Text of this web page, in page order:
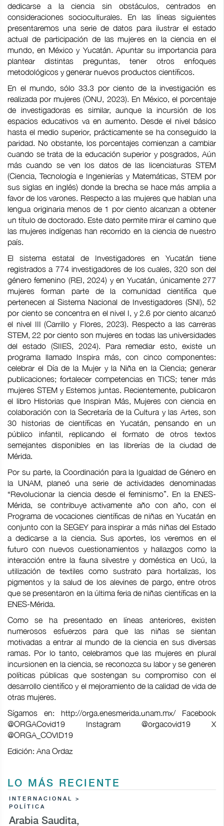
dedicarse a la ciencia sin obstáculos, centrados en
consideraciones socioculturales. En las líneas siguientes
presentaremos una serie de datos para ilustrar el estado
actual de participación de las mujeres en la ciencia en el
mundo, en México y Yucatán. Apuntar su importancia para
plantear distintas preguntas, tener otros enfoques
metodológicos y generar nuevos productos científicos.
En el mundo, sólo 33.3 por ciento de la investigación es
realizada por mujeres (ONU, 2023). En México, el porcentaje
de investigadoras es similar, aunque la incursión de los
espacios educativos va en aumento. Desde el nivel básico
hasta el medio superior, prácticamente se ha conseguido la
paridad. No obstante, los porcentajes comienzan a cambiar
cuando se trata de la educación superior y posgrados, Aún
más cuando se ven los datos de las licenciaturas STEM
(Ciencia, Tecnología e Ingenierías y Matemáticas, STEM por
sus siglas en inglés) donde la brecha se hace más amplia a
favor de los varones. Respecto a las mujeres que hablan una
lengua originaria menos de 1 por ciento alcanzan a obtener
un título de doctorado. Este dato permite mirar el camino que
las mujeres indígenas han recorrido en la ciencia de nuestro
país.
El sistema estatal de Investigadores en Yucatán tiene
registrados a 774 investigadores de los cuales, 320 son del
género femenino (REI, 2024) y en Yucatán, únicamente 277
mujeres forman parte de la comunidad científica que
pertenecen al Sistema Nacional de Investigadores (SNI), 52
por ciento se concentra en el nivel I, y 2.6 por ciento alcanzó
el nivel III (Carrillo y Flores, 2023). Respecto a las carreras
STEM, 22 por ciento son mujeres en todas las universidades
del estado (SIIES, 2024). Para remediar esto, existe un
programa llamado Inspira más, con cinco componentes:
celebrar el Día de la Mujer y la Niña en la Ciencia; generar
publicaciones; fortalecer competencias en TICS; tener más
mujeres STEM y Estemos juntas. Recientemente, publicaron
el libro Historias que Inspiran Más, Mujeres con ciencia en
colaboración con la Secretaría de la Cultura y las Artes, son
30 historias de científicas en Yucatán, pensando en un
público infantil, replicando el formato de otros textos
semejantes disponibles en las librerías de la ciudad de
Mérida.
Por su parte, la Coordinación para la Igualdad de Género en
la UNAM, planeó una serie de actividades denominadas
“Revolucionar la ciencia desde el feminismo”. En la ENES-
Mérida, se contribuye activamente año con año, con el
Programa de vocaciones científicas de niñas en Yucatán en
conjunto con la SEGEY para inspirar a más niñas del Estado
a dedicarse a la ciencia. Sus aportes, los veremos en el
futuro con nuevos cuestionamientos y hallazgos como la
interacción entre la fauna silvestre y doméstica en Ucú, la
utilización de textiles como sustrato para hortalizas, los
pigmentos y la salud de los alevines de pargo, entre otros
que se presentaron en la última feria de niñas científicas en la
ENES-Mérida.
Como se ha presentado en líneas anteriores, existen
numerosos esfuerzos para que las niñas se sientan
motivadas a entrar al mundo de la ciencia en sus diversas
ramas. Por lo tanto, celebramos que las mujeres en plural
incursionen en la ciencia, se reconozca su labor y se generen
políticas públicas que sostengan su compromiso con el
desarrollo científico y el mejoramiento de la calidad de vida de
otras mujeres.
Sígamos en: http://orga.enesmerida.unam.mx/ Facebook
@ORGACovid19 Instagram @orgacovid19 X
@ORGA_COVID19
Edición: Ana Ordaz
LO MÁS RECIENTE
INTERNACIONAL >
POLÍTICA
Arabia Saudita,